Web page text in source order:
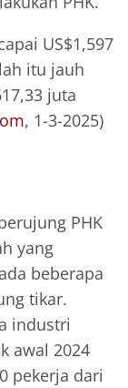
US$1,597
itu jauh
juta
, 1-3-2025)
PHK
yang
beberapa
tikar.
industri
awal 2024
pekerja dari